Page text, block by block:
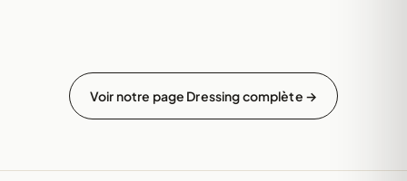
Voir notre page Dressing complète →